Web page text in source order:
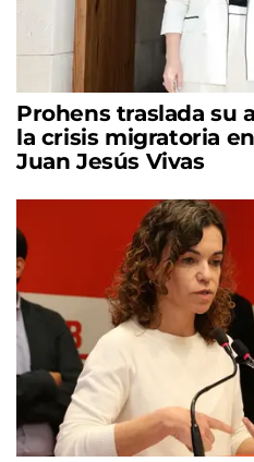
Prohens traslada su
la crisis migratoria
Juan Jesús Vivas